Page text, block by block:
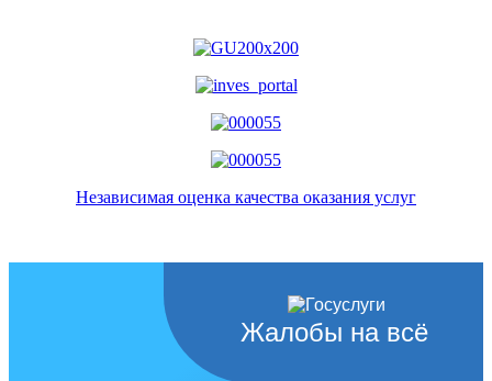
Независимая оценка качества оказания услуг
Жалобы на всё